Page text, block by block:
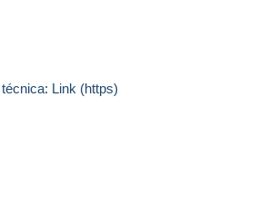
Link (https)